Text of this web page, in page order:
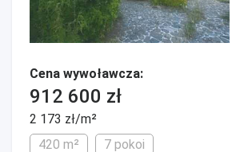
Cena wywoławcza:
912 600 zł
2 173 zł/m²
420 m²
7 pokoi